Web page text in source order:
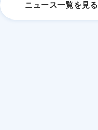
ニュース一覧を見る